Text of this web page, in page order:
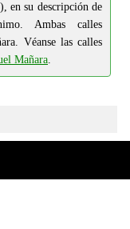
en su descripción de
Ambas calles
Véanse las calles
Mañara.